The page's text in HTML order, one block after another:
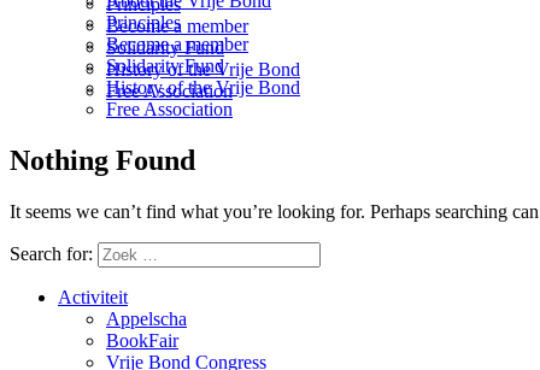
Principles
Become a member
Solidarity Fund
History of the Vrije Bond
Free Association
Principles
Become a member
Solidarity Fund
History of the Vrije Bond
Free Association
Nothing Found
It seems we can’t find what you’re looking for. Perhaps searching
Search for:
Activiteit
Appelscha
BookFair
Vrije Bond Congress